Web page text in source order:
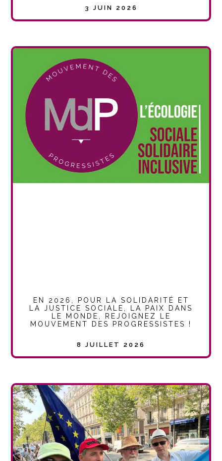
3 JUIN 2026
EN 2026, POUR LA SOLIDARITÉ ET
LA JUSTICE SOCIALE, LA PAIX DANS
LE MONDE, REJOIGNEZ LE
MOUVEMENT DES PROGRESSISTES !
8 JUILLET 2026